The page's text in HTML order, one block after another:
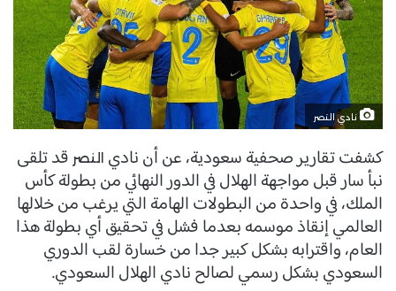
نادي النصر
كشفت تقارير صحفية سعودية، عن أن نادي النصر قد تلقى
نبأ سار قبل مواجهة الهلال في الدور النهائي من بطولة كأس
الملك، في واحدة من البطولات الهامة التي يرغب من خلالها
العالمي إنقاذ موسمه بعدما فشل في تحقيق أي بطولة هذا
العام، واقترابه بشكل كبير جدا من خسارة لقب الدوري
السعودي بشكل رسمي لصالح نادي الهلال السعودي.